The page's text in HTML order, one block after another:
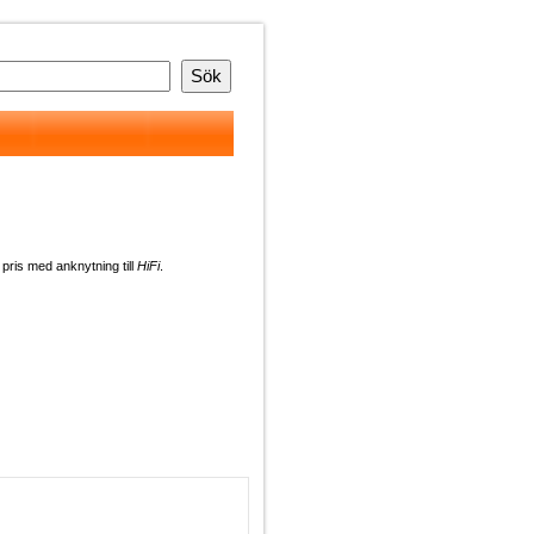
med anknytning till HiFi.